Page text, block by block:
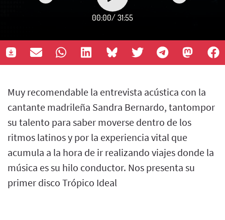
00:00/ 31:55
Muy recomendable la entrevista acústica con la
cantante madrileña Sandra Bernardo, tantompor
su talento para saber moverse dentro de los
ritmos latinos y por la experiencia vital que
acumula a la hora de ir realizando viajes donde la
música es su hilo conductor. Nos presenta su
primer disco Trópico Ideal